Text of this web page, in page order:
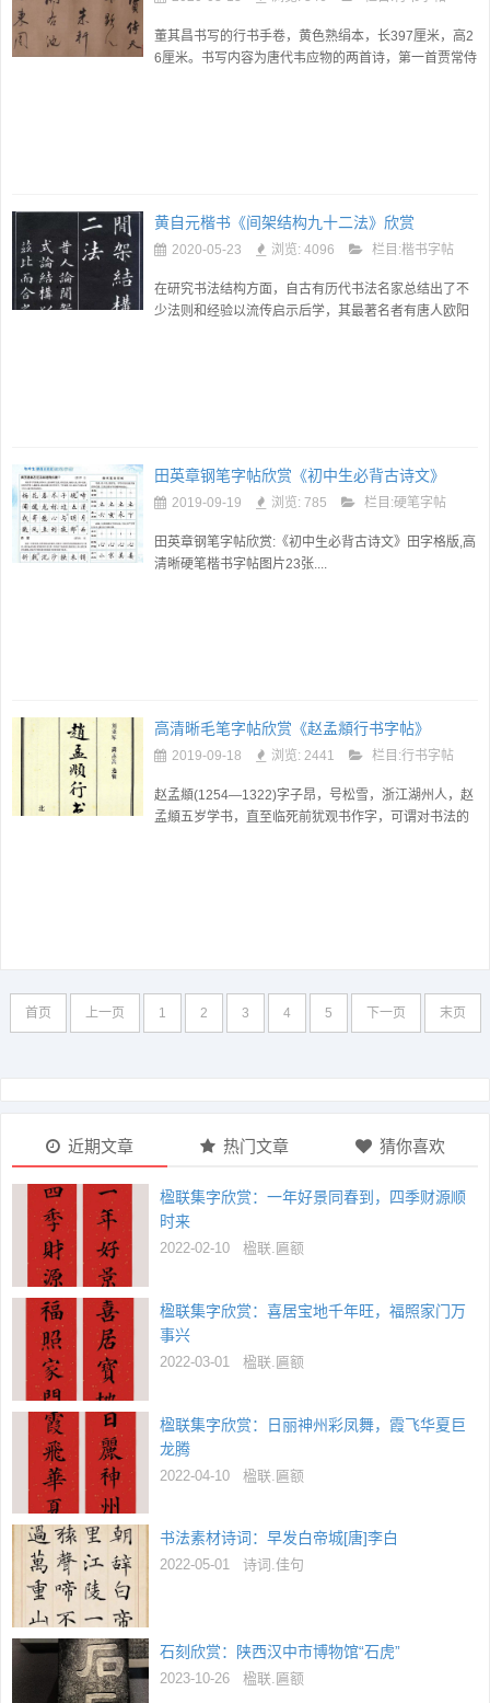
董其昌书写的行书手卷，黄色熟绢本，长397厘米，高2
6厘米。书写内容为唐代韦应物的两首诗，第一首贾常侍
黄自元楷书《间架结构九十二法》欣赏
2020-05-23 浏览: 4096 栏目:楷书字帖
在研究书法结构方面，自古有历代书法名家总结出了不
少法则和经验以流传启示后学，其最著名者有唐人欧阳
田英章钢笔字帖欣赏《初中生必背古诗文》
2019-09-19 浏览: 785 栏目:硬笔字帖
田英章钢笔字帖欣赏:《初中生必背古诗文》田字格版,高
清晰硬笔楷书字帖图片23张....
高清晰毛笔字帖欣赏《赵孟頫行书字帖》
2019-09-18 浏览: 2441 栏目:行书字帖
赵孟頫(1254—1322)字子昂，号松雪，浙江湖州人，赵
孟頫五岁学书，直至临死前犹观书作字，可谓对书法的
首页 上一页 1 2 3 4 5 下一页 末页
近期文章 热门文章 猜你喜欢
楹联集字欣赏：一年好景同春到，四季财源顺
时来
2022-02-10 楹联.匾额
楹联集字欣赏：喜居宝地千年旺，福照家门万
事兴
2022-03-01 楹联.匾额
楹联集字欣赏：日丽神州彩凤舞，霞飞华夏巨
龙腾
2022-04-10 楹联.匾额
书法素材诗词：早发白帝城[唐]李白
2022-05-01 诗词.佳句
石刻欣赏：陕西汉中市博物馆“石虎”
2023-10-26 楹联.匾额